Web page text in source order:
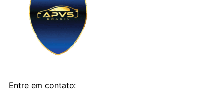
Entre em contato: